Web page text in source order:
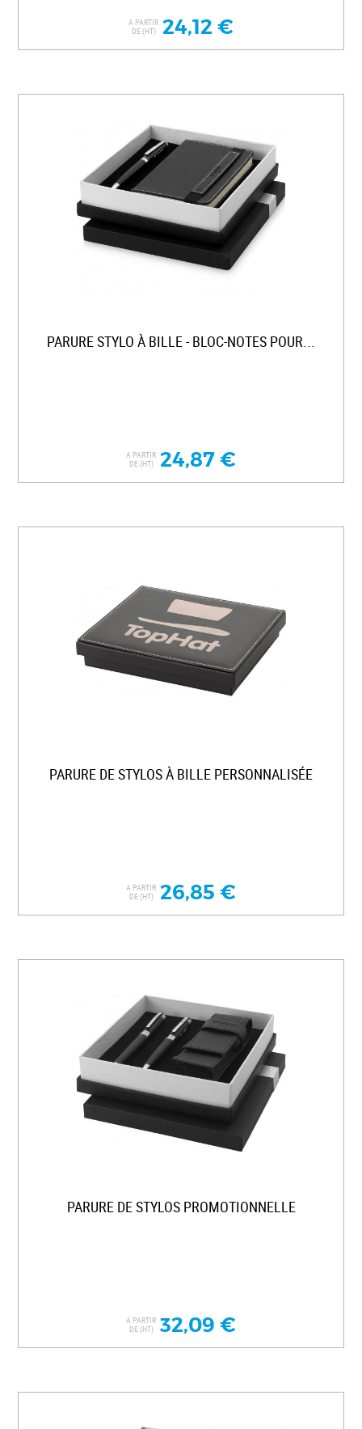
A PARTIR
DE (HT) 24,12 €
PARURE STYLO À BILLE - BLOC-NOTES POUR...
A PARTIR
DE (HT) 24,87 €
PARURE DE STYLOS À BILLE PERSONNALISÉE
A PARTIR
DE (HT) 26,85 €
PARURE DE STYLOS PROMOTIONNELLE
A PARTIR
DE (HT) 32,09 €